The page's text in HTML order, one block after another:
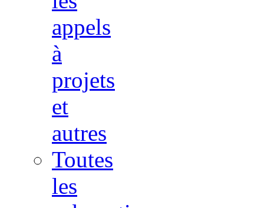
appels
à
projets
et
autres
Toutes
les